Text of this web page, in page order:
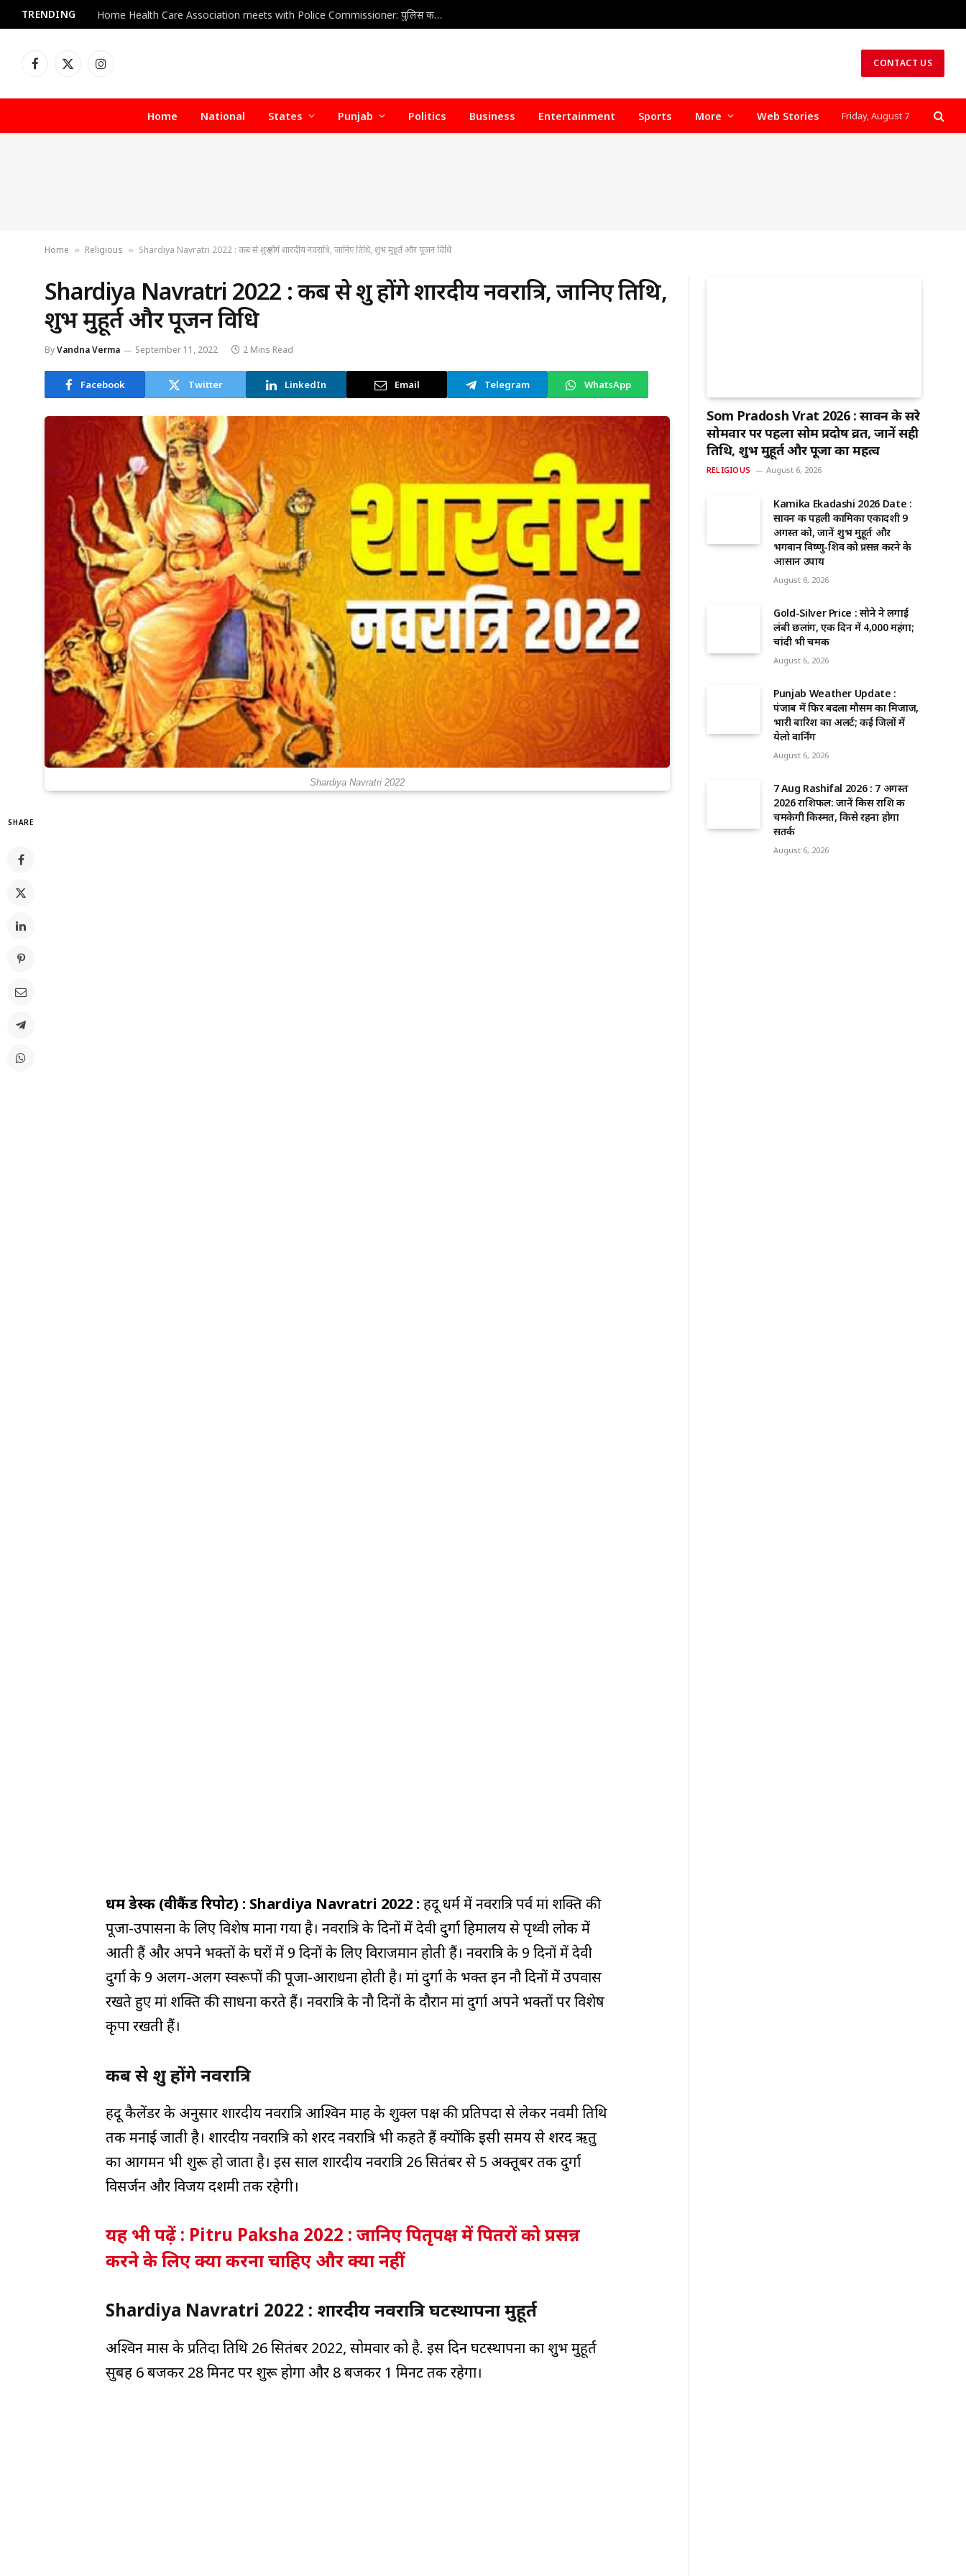
TRENDING Home Health Care Association meets with Police Commissioner: पुलिस कमिश्नर से होम हेल्थ केयर वेलफेयर एसोसिएशन की अहम बैठक, डिफॉल्टर होम हेल्थ केयर एजेंसियों पर जल्द हो सकती है सख्त कार्रवाई
Facebook
X
Instagram CONTACT US
Home National States Punjab Politics Business Entertainment Sports More Web Stories Friday, August 7
Home » Religious » Shardiya Navratri 2022 : कब से शुरू होंगे शारदीय नवरात्रि, जानिए तिथि, शुभ मुहूर्त और पूजन विधि
Shardiya Navratri 2022 : कब से शुरू होंगे शारदीय नवरात्रि, जानिए तिथि,
शुभ मुहूर्त और पूजन विधि
ByVandna Verma September 11, 2022 2 Mins Read
Facebook Twitter LinkedIn Email Telegram WhatsApp
Shardiya Navratri 2022
SHARE
धर्म डेस्क (वीकैंड रिपोर्ट) : Shardiya Navratri 2022 : हिंदू धर्म में नवरात्रि पर्व मां शक्ति की
पूजा-उपासना के लिए विशेष माना गया है। नवरात्रि के दिनों में देवी दुर्गा हिमालय से पृथ्वी लोक में
आती हैं और अपने भक्तों के घरों में 9 दिनों के लिए विराजमान होती हैं। नवरात्रि के 9 दिनों में देवी
दुर्गा के 9 अलग-अलग स्वरूपों की पूजा-आराधना होती है। मां दुर्गा के भक्त इन नौ दिनों में उपवास
रखते हुए मां शक्ति की साधना करते हैं। नवरात्रि के नौ दिनों के दौरान मां दुर्गा अपने भक्तों पर विशेष
कृपा रखती हैं।
कब से शुरू होंगे नवरात्रि
हिंदू कैलेंडर के अनुसार शारदीय नवरात्रि आश्विन माह के शुक्ल पक्ष की प्रतिपदा से लेकर नवमी तिथि
तक मनाई जाती है। शारदीय नवरात्रि को शरद नवरात्रि भी कहते हैं क्योंकि इसी समय से शरद ऋतु
का आगमन भी शुरू हो जाता है। इस साल शारदीय नवरात्रि 26 सितंबर से 5 अक्तूबर तक दुर्गा
विसर्जन और विजय दशमी तक रहेगी।
यह भी पढ़ें : Pitru Paksha 2022 : जानिए पितृपक्ष में पितरों को प्रसन्न
करने के लिए क्या करना चाहिए और क्या नहीं
Shardiya Navratri 2022 : शारदीय नवरात्रि घटस्थापना मुहूर्त
अश्विन मास के प्रतिदा तिथि 26 सितंबर 2022, सोमवार को है. इस दिन घटस्थापना का शुभ मुहूर्त
सुबह 6 बजकर 28 मिनट पर शुरू होगा और 8 बजकर 1 मिनट तक रहेगा।
Som Pradosh Vrat 2026 : सावन के दूसरे
सोमवार पर पहला सोम प्रदोष व्रत, जानें सही
तिथि, शुभ मुहूर्त और पूजा का महत्व
RELIGIOUS August 6, 2026
Kamika Ekadashi 2026 Date :
सावन की पहली कामिका एकादशी 9
अगस्त को, जानें शुभ मुहूर्त और
भगवान विष्णु-शिव को प्रसन्न करने के
आसान उपाय
August 6, 2026
Gold-Silver Price : सोने ने लगाई
लंबी छलांग, एक दिन में ₹4,000 महंगा;
चांदी भी चमकी
August 6, 2026
Punjab Weather Update :
पंजाब में फिर बदला मौसम का मिजाज,
भारी बारिश का अलर्ट; कई जिलों में
येलो वार्निंग
August 6, 2026
7 Aug Rashifal 2026 : 7 अगस्त
2026 राशिफल: जानें किस राशि की
चमकेगी किस्मत, किसे रहना होगा
सतर्क
August 6, 2026